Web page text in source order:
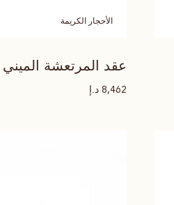
الأحجار الكريمة
عقد المرتعشة الميني
8,462 د.إ